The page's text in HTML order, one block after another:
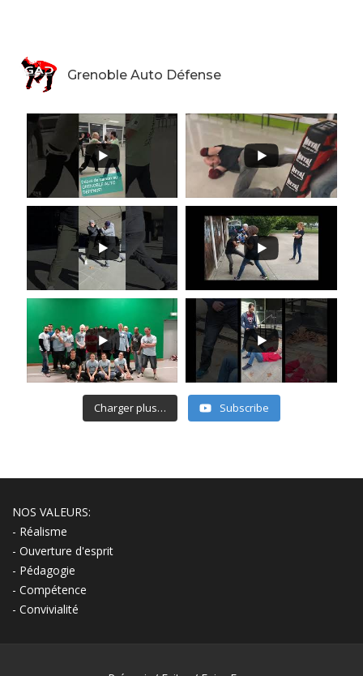
Grenoble Auto Défense
Charger plus… Subscribe
NOS VALEURS:
- Réalisme
- Ouverture d'esprit
- Pédagogie
- Compétence
- Convivialité